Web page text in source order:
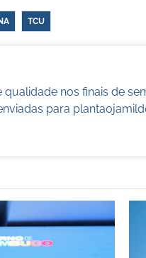
TCU
nos finais de
para